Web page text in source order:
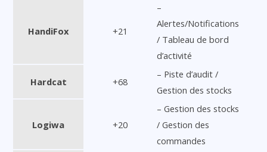
HandiFox +21
–
Alertes/Notifications
/ Tableau de bord
d’activité
Hardcat +68
– Piste d’audit /
Gestion des stocks
Logiwa +20
– Gestion des stocks
/ Gestion des
commandes